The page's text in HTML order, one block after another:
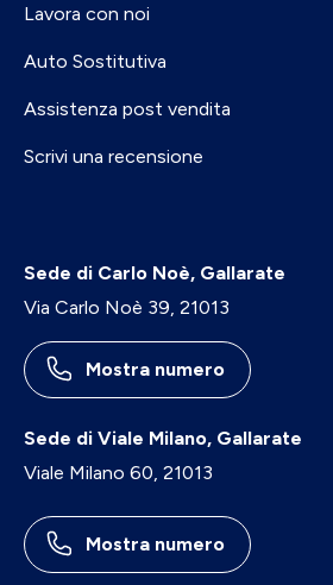
Lavora con noi
Auto Sostitutiva
Assistenza post vendita
Scrivi una recensione
Sede di Carlo Noè, Gallarate
Via Carlo Noè 39, 21013
Mostra numero
Sede di Viale Milano, Gallarate
Viale Milano 60, 21013
Mostra numero